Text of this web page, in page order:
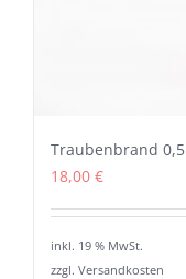
Traubenbrand
18,00 €
inkl. 19 % MwSt.
zzgl. Versandkosten